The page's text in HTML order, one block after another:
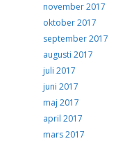
november 2017
oktober 2017
september 2017
augusti 2017
juli 2017
juni 2017
maj 2017
april 2017
mars 2017